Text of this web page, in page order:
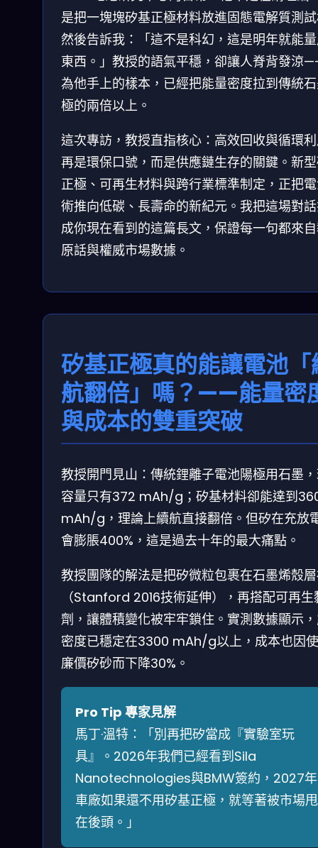
是把一塊塊矽基正極材料放進固態電解質測
然後告訴我：「這不是科幻，這是明年就能
東西。」教授的語氣平穩，卻讓人脊背發涼
為他手上的樣本，已經把能量密度拉到傳統
極的兩倍以上。
這次專訪，教授直指核心：高效回收與循環
再是環保口號，而是供應鏈生存的關鍵。新
正極、可再生材料與跨行業標準制定，正把
術推向低碳、長壽命的新紀元。我把這場對
成你現在看到的這篇長文，保證每一句都來
原話與權威市場數據。
矽基正極真的能讓電池「
航翻倍」嗎？——能量密
與成本的雙重突破
教授開門見山：傳統鋰離子電池陽極用石墨
容量只有372 mAh/g；矽基材料卻能達到
mAh/g，理論上續航直接翻倍。但矽在充放
會膨脹400%，這是過去十年的最大痛點。
教授團隊的解法是把矽微粒包裹在石墨烯殼
（Stanford 2016技術延伸），再搭配可再生
劑，讓體積變化被牢牢鎖住。實測數據顯示
密度已穩定在3300 mAh/g以上，成本也因
廉價矽砂而下降30%。
Pro Tip 專家見解
馬丁·溫特：「別再把矽當成『實驗室玩
具』。2026年我們已經看到Sila
Nanotechnologies與BMW簽約，2027年
車廠如果還不用矽基正極，就等著被市場甩
在後頭。」